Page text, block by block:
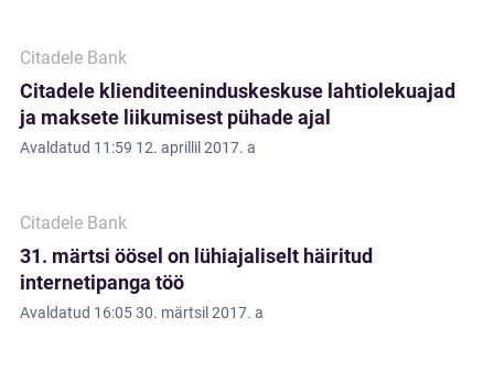
Citadele Bank
Citadele klienditeeninduskeskuse lahtiolekuajad
ja maksete liikumisest pühade ajal
Avaldatud 11:59 12. aprillil 2017. a
Citadele Bank
31. märtsi öösel on lühiajaliselt häiritud
internetipanga töö
Avaldatud 16:05 30. märtsil 2017. a